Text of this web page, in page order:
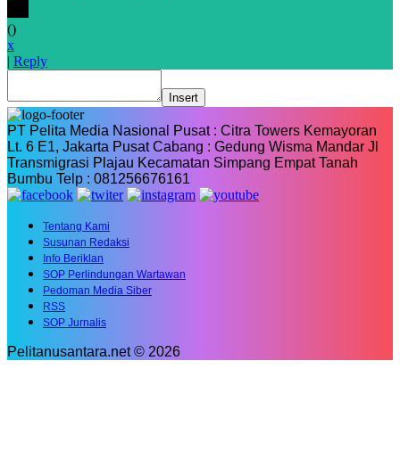
()
x
| Reply
Insert
PT Pelita Media Nasional Pusat : Citra Towers Kemayoran
Lt. 6 E1, Jakarta Pusat Cabang : Gedung Wisma Mandar Jl
Transmigrasi Plajau Kecamatan Simpang Empat Tanah
Bumbu Telp : 081256676161
Tentang Kami
Susunan Redaksi
Info Beriklan
SOP Perlindungan Wartawan
Pedoman Media Siber
RSS
SOP Jurnalis
Pelitanusantara.net © 2026